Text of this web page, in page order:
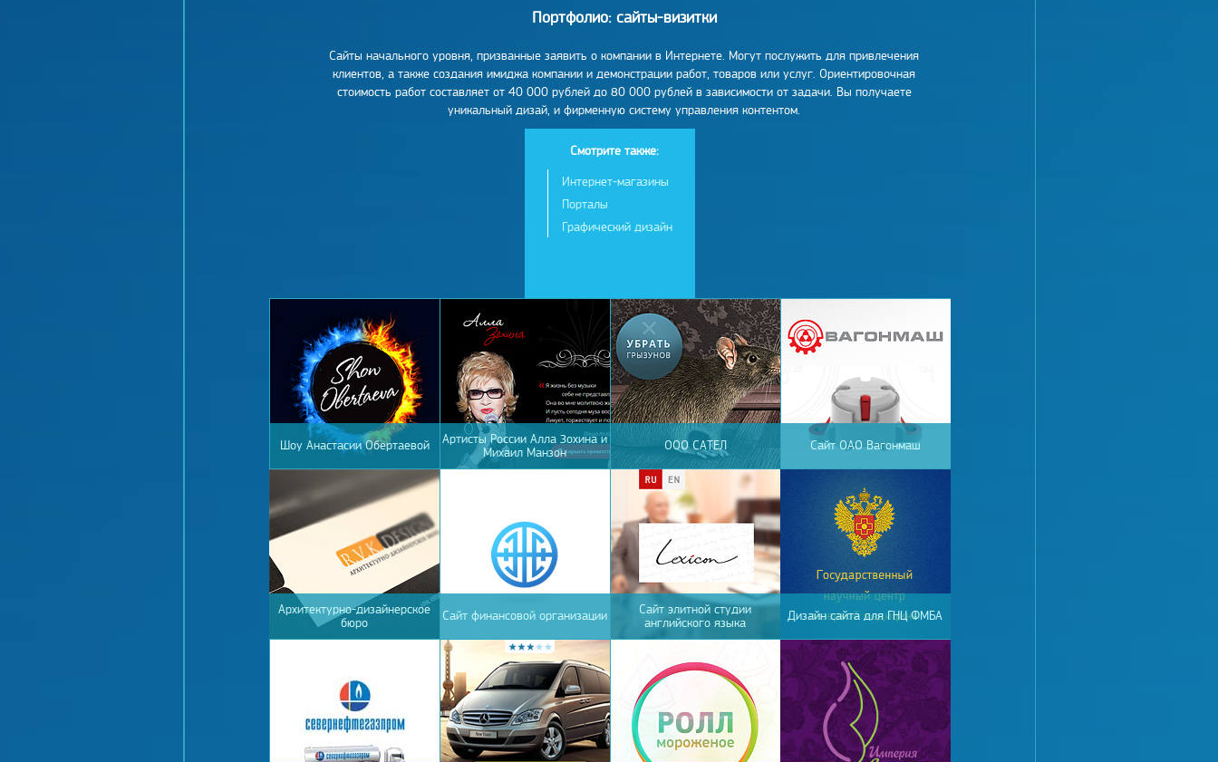
Портфолио: сайты-визитки
Сайты начального уровня, призванные заявить о компании в Интернете. Могут послужить для привлечения
клиентов, а также создания имиджа компании и демонстрации работ, товаров или услуг. Ориентировочная
стоимость работ составляет от 40 000 рублей до 80 000 рублей в зависимости от задачи. Вы получаете
уникальный дизай, и фирменную систему управления контентом.
Смотрите также:
Интернет-магазины
Порталы
Графический дизайн
Шоу Анастасии Обертаевой
Артисты России Алла Зохина и
Михаил Манзон
ООО САТЕЛ Сайт ОАО Вагонмаш
Архитектурно-дизайнерское
бюро
Сайт финансовой организации
Сайт элитной студии
английского языка
Дизайн сайта для ГНЦ ФМБА